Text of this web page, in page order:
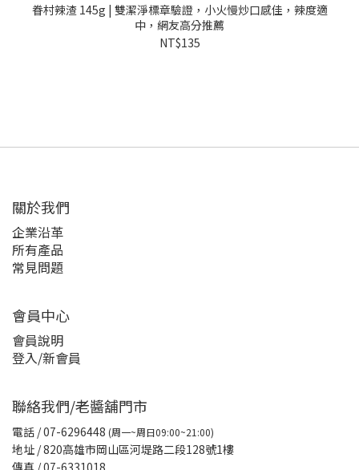
眷村辣渣 145g | 雙潔淨標章驗證，小火慢炒口感佳，辣度適
中，網友高分推薦
NT$135
關於我們
企業沿革
所有產品
常見問題
會員中心
會員說明
登入/新會員
聯絡我們/老醬舖門市
電話 / 07-6296448 (周一~周日09:00~21:00)
地址 / 820高雄市岡山區河堤路二段128號1樓
傳真 / 07-6331018